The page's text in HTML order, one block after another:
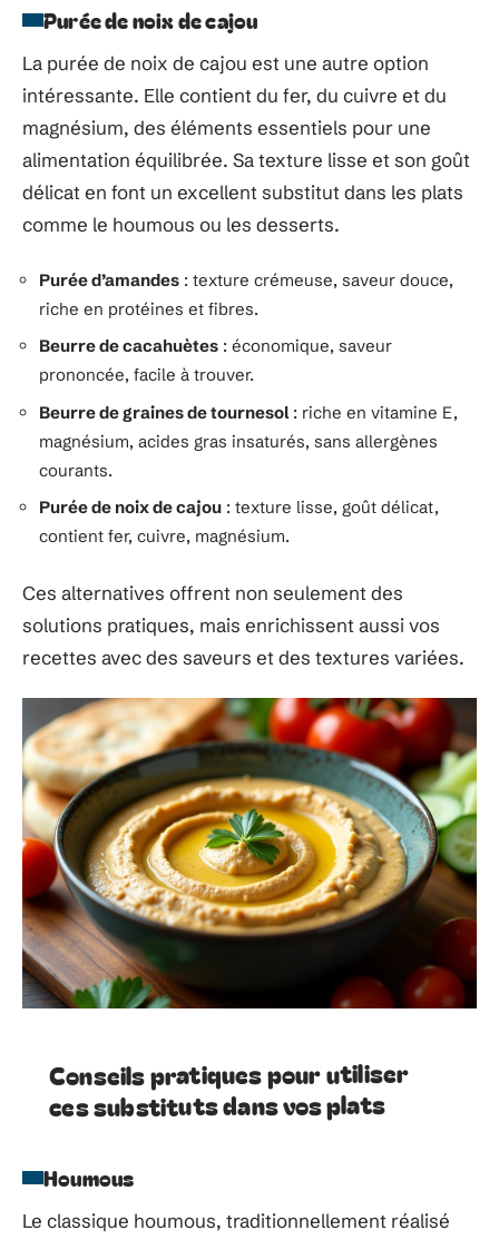
Purée de noix de cajou
La purée de noix de cajou est une autre option
intéressante. Elle contient du fer, du cuivre et du
magnésium, des éléments essentiels pour une
alimentation équilibrée. Sa texture lisse et son goût
délicat en font un excellent substitut dans les plats
comme le houmous ou les desserts.
Purée d’amandes : texture crémeuse, saveur douce,
riche en protéines et fibres.
Beurre de cacahuètes : économique, saveur
prononcée, facile à trouver.
Beurre de graines de tournesol : riche en vitamine E,
magnésium, acides gras insaturés, sans allergènes
courants.
Purée de noix de cajou : texture lisse, goût délicat,
contient fer, cuivre, magnésium.
Ces alternatives offrent non seulement des
solutions pratiques, mais enrichissent aussi vos
recettes avec des saveurs et des textures variées.
Conseils pratiques pour utiliser
ces substituts dans vos plats
Houmous
Le classique houmous, traditionnellement réalisé